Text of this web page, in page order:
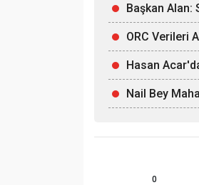
Başkan Alan:
ORC Verileri
Hasan
Nail Bey
0